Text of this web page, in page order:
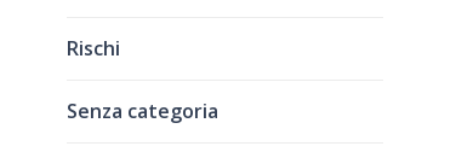
Rischi
Senza categoria